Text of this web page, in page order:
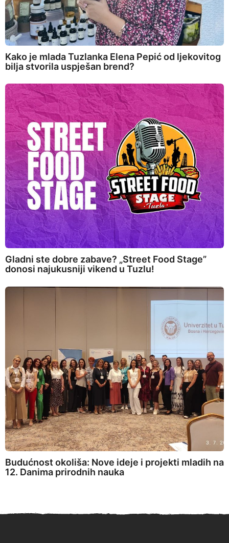
Kako je mlada Tuzlanka Elena Pepić od ljekovitog
bilja stvorila uspješan brend?
Gladni ste dobre zabave? „Street Food Stage”
donosi najukusniji vikend u Tuzlu!
Budućnost okoliša: Nove ideje i projekti mladih na
12. Danima prirodnih nauka